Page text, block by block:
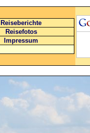
Reiseberichte
Reisefotos
Impressum